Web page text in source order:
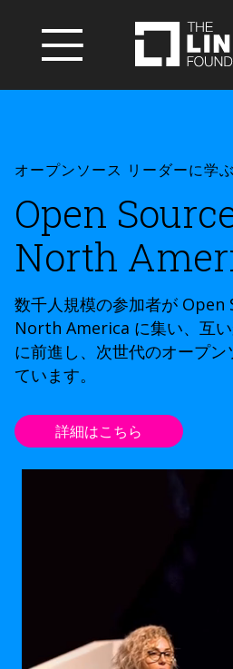
オープンソース リーダーに学ぶ
Open
North
数千人規模の参加者が
North America に集い、互
に前進し、次世代のオープ
ています。
詳細はこちら